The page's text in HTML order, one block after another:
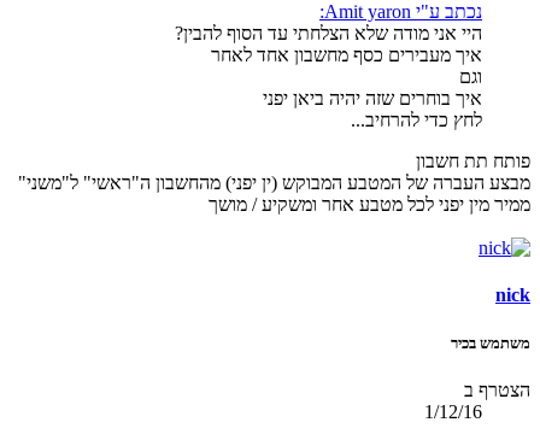
נכתב ע"י Amit yaron:
היי אני מודה שלא הצלחתי עד הסוף להבין?
איך מעבירים כסף מחשבון אחד לאחר
וגם
איך בוחרים שזה יהיה ביאן יפני
לחץ כדי להרחיב...
פותח תת חשבון
מבצע העברה של המטבע המבוקש (ין יפני) מהחשבון ה"ראשי" ל"משני"
ממיר מין יפני לכל מטבע אחר ומשקיע / מושך
nick
משתמש בכיר
הצטרף ב
1/12/16